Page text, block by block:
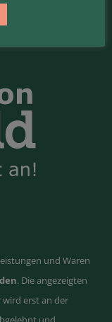
und Waren
. Die angezeigten
wird erst an der